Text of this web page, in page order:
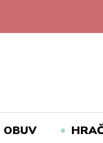
OBUV